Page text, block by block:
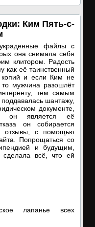
Ким Пять-с-
файлы с
она снимала себя
клитором. Радость
как её таинственный
копий и если Ким не
мужчина разошлёт
тем самым
шантажу,
документе,
он является её
он собирается
отзывы, с помощью
Попрощаться со
и будущим,
всё, что ей
лапанье всех